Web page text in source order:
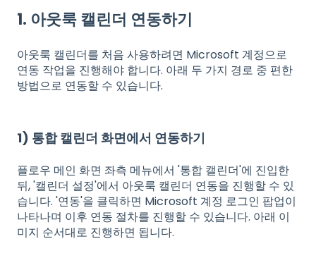
1. 아웃룩 캘린더 연동하기
아웃룩 캘린더를 처음 사용하려면 Microsoft 계정으로
연동 작업을 진행해야 합니다. 아래 두 가지 경로 중 편한
방법으로 연동할 수 있습니다.
1) 통합 캘린더 화면에서 연동하기
플로우 메인 화면 좌측 메뉴에서 '통합 캘린더'에 진입한
뒤, '캘린더 설정'에서 아웃룩 캘린더 연동을 진행할 수 있
습니다. '연동'을 클릭하면 Microsoft 계정 로그인 팝업이
나타나며 이후 연동 절차를 진행할 수 있습니다. 아래 이
미지 순서대로 진행하면 됩니다.